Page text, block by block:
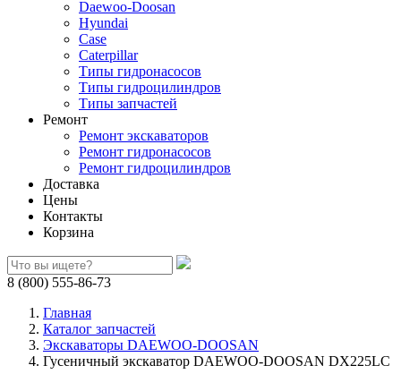
Daewoo-Doosan
Hyundai
Case
Caterpillar
Типы гидронасосов
Типы гидроцилиндров
Типы запчастей
Ремонт
Ремонт экскаваторов
Ремонт гидронасосов
Ремонт гидроцилиндров
Доставка
Цены
Контакты
Корзина
8 (800) 555-86-73
Главная
Каталог запчастей
Экскаваторы DAEWOO-DOOSAN
Гусеничный экскаватор DAEWOO-DOOSAN DX225LC